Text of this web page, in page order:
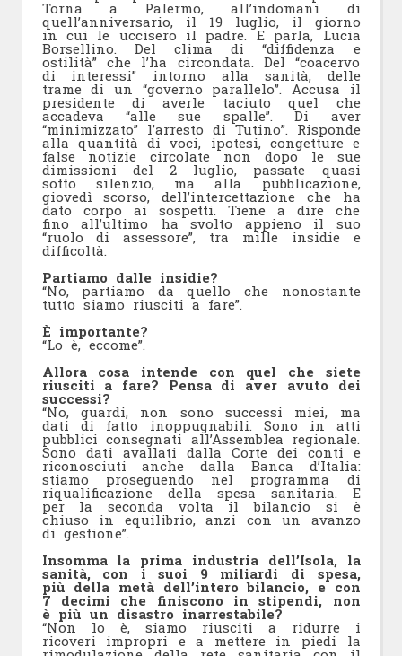
Torna a Palermo, all’indomani di
quell’anniversario, il 19 luglio, il giorno
in cui le uccisero il padre. E parla, Lucia
Borsellino. Del clima di “diffidenza e
ostilità” che l’ha circondata. Del “coacervo
di interessi” intorno alla sanità, delle
trame di un “governo parallelo”. Accusa il
presidente di averle taciuto quel che
accadeva “alle sue spalle”. Di aver
“minimizzato” l’arresto di Tutino”. Risponde
alla quantità di voci, ipotesi, congetture e
false notizie circolate non dopo le sue
dimissioni del 2 luglio, passate quasi
sotto silenzio, ma alla pubblicazione,
giovedì scorso, dell’intercettazione che ha
dato corpo ai sospetti. Tiene a dire che
fino all’ultimo ha svolto appieno il suo
“ruolo di assessore”, tra mille insidie e
difficoltà.
Partiamo dalle insidie?
“No, partiamo da quello che nonostante
tutto siamo riusciti a fare”.
È importante?
“Lo è, eccome”.
Allora cosa intende con quel che siete
riusciti a fare? Pensa di aver avuto dei
successi?
“No, guardi, non sono successi miei, ma
dati di fatto inoppugnabili. Sono in atti
pubblici consegnati all’Assemblea regionale.
Sono dati avallati dalla Corte dei conti e
riconosciuti anche dalla Banca d’Italia:
stiamo proseguendo nel programma di
riqualificazione della spesa sanitaria. E
per la seconda volta il bilancio si è
chiuso in equilibrio, anzi con un avanzo
di gestione”.
Insomma la prima industria dell’Isola, la
sanità, con i suoi 9 miliardi di spesa,
più della metà dell’intero bilancio, e con
7 decimi che finiscono in stipendi, non
è più un disastro inarrestabile?
“Non lo è, siamo riusciti a ridurre i
ricoveri impropri e a mettere in piedi la